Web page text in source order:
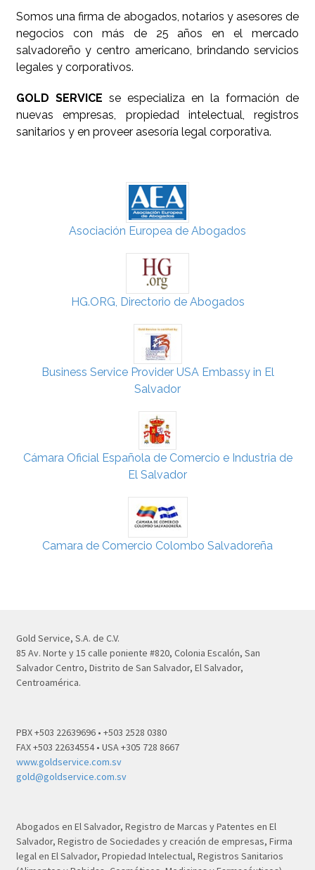
Somos una firma de abogados, notarios y asesores de
negocios con más de 25 años en el mercado
salvadoreño y centro americano, brindando servicios
legales y corporativos.
GOLD SERVICE se especializa en la formación de
nuevas empresas, propiedad intelectual, registros
sanitarios y en proveer asesoría legal corporativa.
Asociación Europea de Abogados
HG.ORG, Directorio de Abogados
Business Service Provider USA Embassy in El
Salvador
Cámara Oficial Española de Comercio e Industria de
El Salvador
Camara de Comercio Colombo Salvadoreña
Gold Service, S.A. de C.V.
85 Av. Norte y 15 calle poniente #820, Colonia Escalón, San
Salvador Centro, Distrito de San Salvador, El Salvador,
Centroamérica.
PBX +503 22639696 • +503 2528 0380
FAX +503 22634554 • USA +305 728 8667
www.goldservice.com.sv
gold@goldservice.com.sv
Abogados en El Salvador, Registro de Marcas y Patentes en El
Salvador, Registro de Sociedades y creación de empresas, Firma
legal en El Salvador, Propiedad Intelectual, Registros Sanitarios